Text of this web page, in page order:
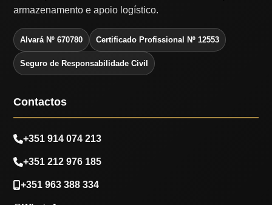
armazenamento e apoio logístico.
Alvará Nº 670780 Certificado Profissional Nº 12553
Seguro de Responsabilidade Civil
Contactos
+351 914 074 213
+351 212 976 185
+351 963 388 334